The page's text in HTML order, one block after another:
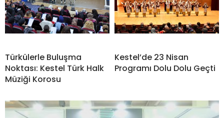
Türkülerle Buluşma
Noktası: Kestel Türk Halk
Müziği Korosu
Kestel’de 23 Nisan
Programı Dolu Dolu Geçti